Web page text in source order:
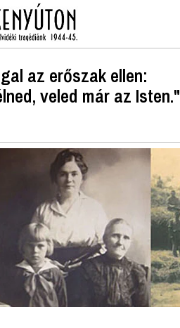
az erőszak ellen:
veled már az Isten."